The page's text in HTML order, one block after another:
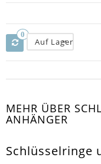
0
Auf Lager
MEHR ÜBER
ANHÄNGER
Schlüsselringe